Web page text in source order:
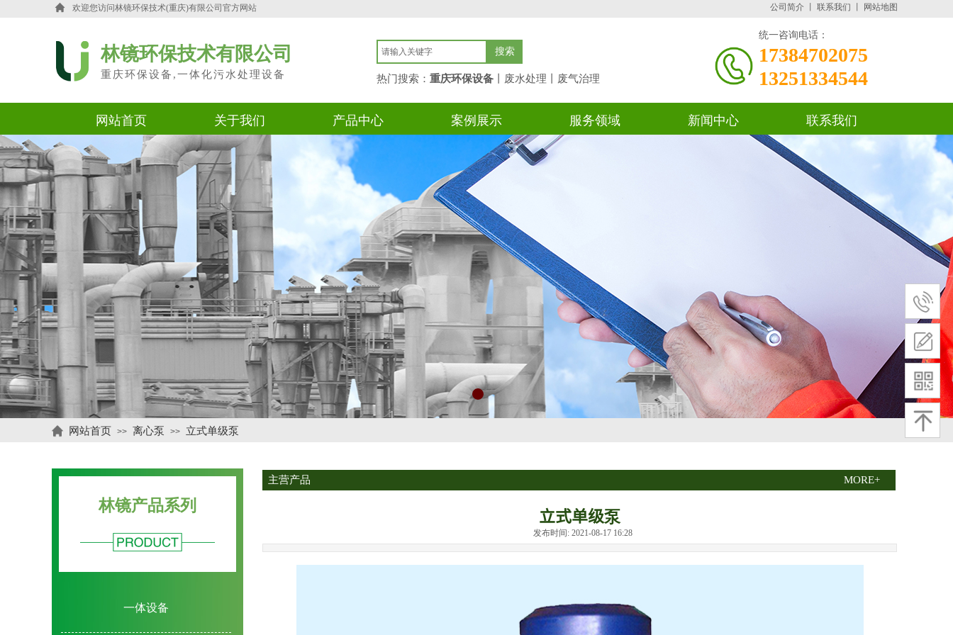
欢迎您访问林镜环保技术(重庆)有限公司官方网站 公司简介 联系我们 网站地图
林镜环保技术有限公司
重庆环保设备,一体化污水处理设备
搜索
热门搜索： 重庆环保设备 丨废水处理丨废气治理
统一咨询电话：
17384702075
13251334544
网站首页 关于我们 产品中心 案例展示 服务领域 新闻中心 联系我们
网站首页 >> 离心泵 >> 立式单级泵
林镜产品系列
一体设备
MORE+
主营产品
立式单级泵
发布时间: 2021-08-17 16:28